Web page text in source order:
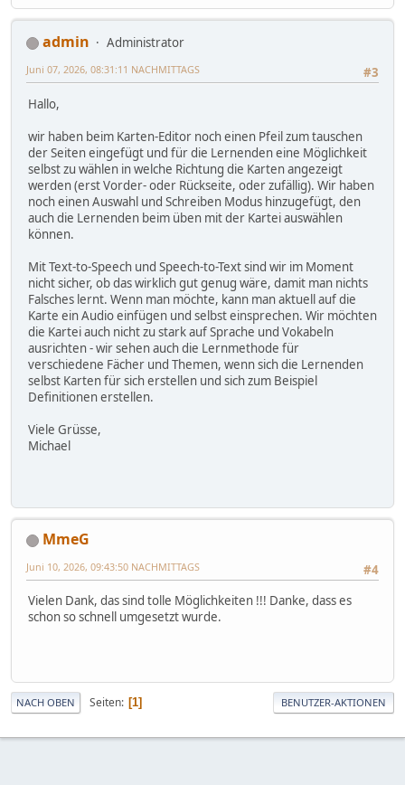
admin
Administrator
#3
Juni 07, 2026, 08:31:11 NACHMITTAGS
Hallo,
wir haben beim Karten-Editor noch einen Pfeil zum tauschen
der Seiten eingefügt und für die Lernenden eine Möglichkeit
selbst zu wählen in welche Richtung die Karten angezeigt
werden (erst Vorder- oder Rückseite, oder zufällig). Wir haben
noch einen Auswahl und Schreiben Modus hinzugefügt, den
auch die Lernenden beim üben mit der Kartei auswählen
können.
Mit Text-to-Speech und Speech-to-Text sind wir im Moment
nicht sicher, ob das wirklich gut genug wäre, damit man nichts
Falsches lernt. Wenn man möchte, kann man aktuell auf die
Karte ein Audio einfügen und selbst einsprechen. Wir möchten
die Kartei auch nicht zu stark auf Sprache und Vokabeln
ausrichten - wir sehen auch die Lernmethode für
verschiedene Fächer und Themen, wenn sich die Lernenden
selbst Karten für sich erstellen und sich zum Beispiel
Definitionen erstellen.
Viele Grüsse,
Michael
MmeG
#4
Juni 10, 2026, 09:43:50 NACHMITTAGS
Vielen Dank, das sind tolle Möglichkeiten !!! Danke, dass es
schon so schnell umgesetzt wurde.
NACH OBEN Seiten 1 BENUTZER-AKTIONEN